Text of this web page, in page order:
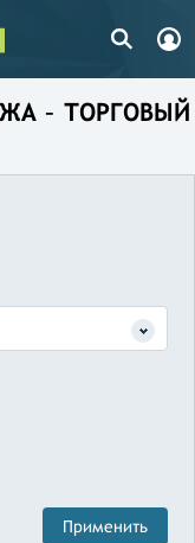
– ТОРГОВЫЙ